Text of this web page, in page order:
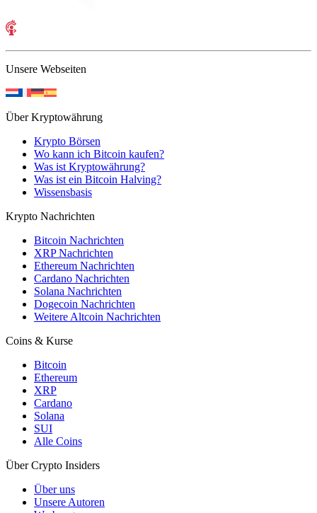
Unsere Webseiten
Über Kryptowährung
Krypto Börsen
Wo kann ich Bitcoin kaufen?
Was ist Kryptowährung?
Was ist ein Bitcoin Halving?
Wissensbasis
Krypto Nachrichten
Bitcoin Nachrichten
XRP Nachrichten
Ethereum Nachrichten
Cardano Nachrichten
Solana Nachrichten
Dogecoin Nachrichten
Weitere Altcoin Nachrichten
Coins & Kurse
Bitcoin
Ethereum
XRP
Cardano
Solana
SUI
Alle Coins
Über Crypto Insiders
Über uns
Unsere Autoren